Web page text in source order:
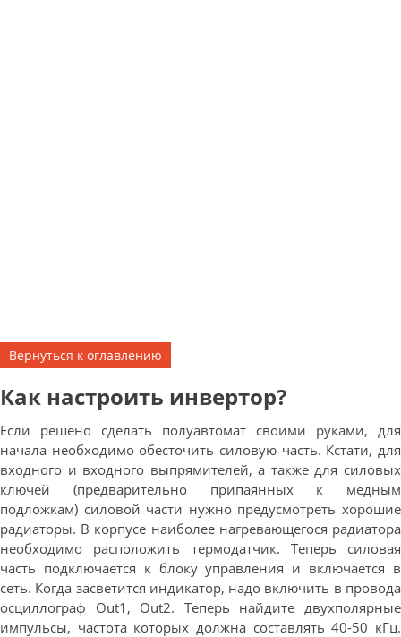
Вернуться к оглавлению
Как настроить инвертор?
Если решено сделать полуавтомат своими руками, для
начала необходимо обесточить силовую часть. Кстати, для
входного и входного выпрямителей, а также для силовых
ключей (предварительно припаянных к медным
подложкам) силовой части нужно предусмотреть хорошие
радиаторы. В корпусе наиболее нагревающегося радиатора
необходимо расположить термодатчик. Теперь силовая
часть подключается к блоку управления и включается в
сеть. Когда засветится индикатор, надо включить в провода
осциллограф Out1, Out2. Теперь найдите двухполярные
импульсы, частота которых должна составлять 40-50 кГц.